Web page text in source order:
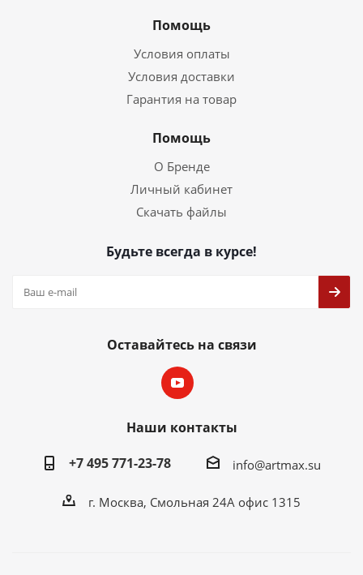
Помощь
Условия оплаты
Условия доставки
Гарантия на товар
Помощь
О Бренде
Личный кабинет
Скачать файлы
Будьте всегда в курсе!
Оставайтесь на связи
Наши контакты
+7 495 771-23-78
info@artmax.su
г. Москва, Смольная 24А офис 1315